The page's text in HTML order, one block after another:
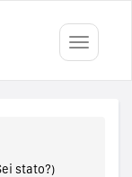
Toggle
stato?)